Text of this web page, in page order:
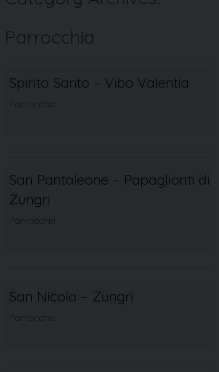
Parrocchia
Spirito Santo – Vibo Valentia
Parrocchia
San Pantaleone – Papaglionti di
Zungri
Parrocchia
San Nicola – Zungri
Parrocchia